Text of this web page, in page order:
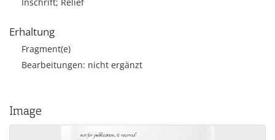
Erhaltung
Fragment(e)
Bearbeitungen: nicht ergänzt
Image